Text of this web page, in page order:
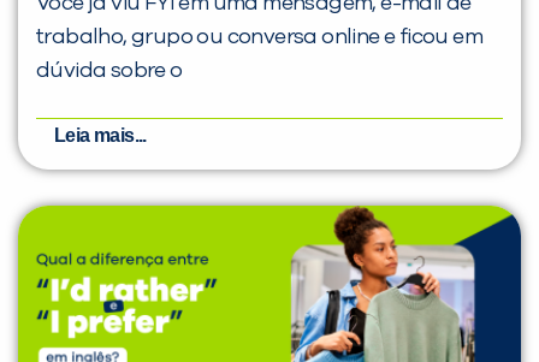
trabalho, grupo ou conversa online e ficou em
dúvida sobre o
Leia mais...